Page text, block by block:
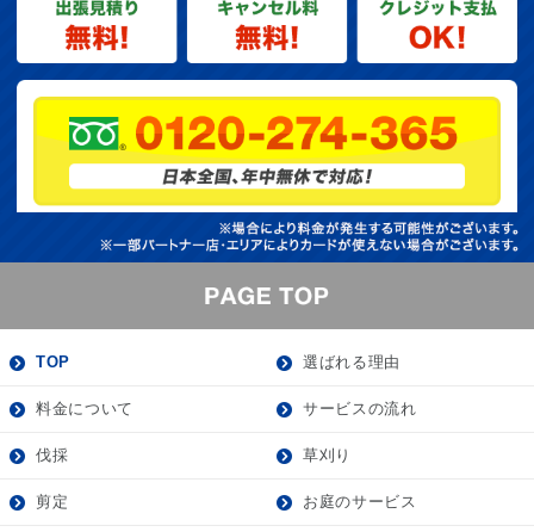
TOP 選ばれる理由
料金について サービスの流れ
伐採 草刈り
剪定 お庭のサービス